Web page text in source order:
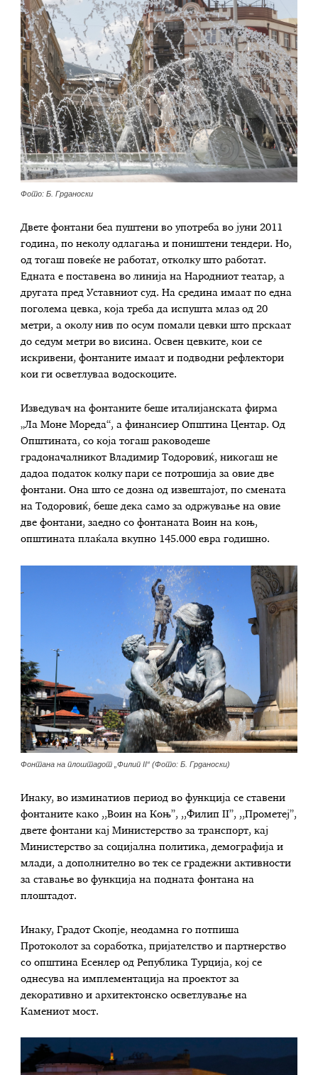
Фото: Б. Грданоски
Двете фонтани беа пуштени во употреба во јуни 2011
година, по неколу одлагања и поништени тендери. Но,
од тогаш повеќе не работат, отколку што работат.
Едната е поставена во линија на Народниот театар, а
другата пред Уставниот суд. На средина имаат по една
поголема цевка, која треба да испушта млаз од 20
метри, а околу нив по осум помали цевки што прскаат
до седум метри во висина. Освен цевките, кои се
искривени, фонтаните имаат и подводни рефлектори
кои ги осветлуваа водоскоците.
Изведувач на фонтаните беше италијанската фирма
„Ла Моне Мореда“, а финансиер Општина Центар. Од
Општината, со која тогаш раководеше
градоначалникот Владимир Тодоровиќ, никогаш не
дадоа податок колку пари се потрошија за овие две
фонтани. Она што се дозна од извештајот, по смената
на Тодоровиќ, беше дека само за одржување на овие
две фонтани, заедно со фонтаната Воин на коњ,
општината плаќала вкупно 145.000 евра годишно.
Фонтана на плоштадот „Филип II“ (Фото: Б. Грданоски)
Инаку, во изминатиов период во функција се ставени
фонтаните како ,,Воин на Коњ”, ,,Филип II”, ,,Прометеј”,
двете фонтани кај Министерство за транспорт, кај
Министерство за социјална политика, демографија и
млади, а дополнително во тек се градежни активности
за ставање во функција на подната фонтана на
плоштадот.
Инаку, Градот Скопје, неодамна го потпиша
Протоколот за соработка, пријателство и партнерство
со општина Есенлер од Република Турција, кој се
однесува на имплементација на проектот за
декоративно и архитектонско осветлување на
Камениот мост.